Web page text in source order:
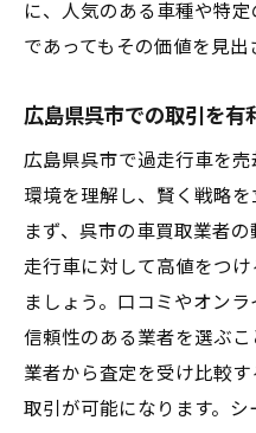
に、人気のある車種や特
であってもその価値を見出
広島県呉市での取引を有
広島県呉市で過走行車を売
環境を理解し、賢く戦略を
まず、呉市の車買取業者
走行車に対して高値をつ
ましょう。口コミやオンラ
信頼性のある業者を選ぶ
業者から査定を受け比較
取引が可能になります。